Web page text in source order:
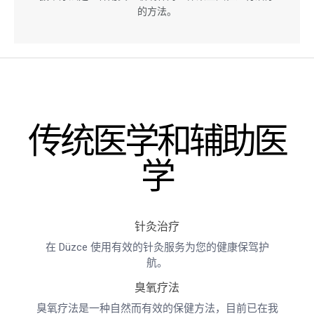
的方法。
传统医学和辅助医
学
针灸治疗
在 Düzce 使用有效的针灸服务为您的健康保驾护
航。
臭氧疗法
臭氧疗法是一种自然而有效的保健方法，目前已在我